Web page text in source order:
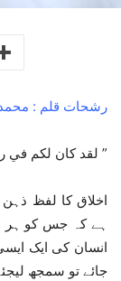
رشحات قلم :
” لقد کان لکم في
اخلاق کا لفظ ذہن
ہے کہ جس کو ہر
انسان کی ایک
جائے تو سمجھ